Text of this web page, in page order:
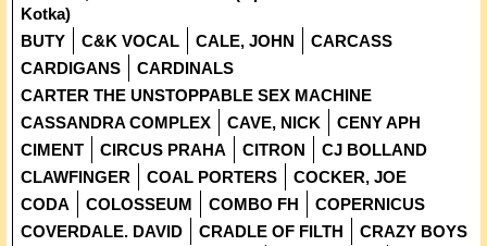
Kotka)
BUTY
C&K VOCAL CALE, JOHN
CARCASS
CARDIGANS
CARDINALS
CARTER THE UNSTOPPABLE SEX MACHINE
CASSANDRA COMPLEX
CAVE, NICK
CENY APH
CIMENT
CIRCUS PRAHA CITRON
CJ BOLLAND
CLAWFINGER
COAL PORTERS
COCKER, JOE
CODA
COLOSSEUM COMBO FH
COPERNICUS
COVERDALE. DAVID
CRADLE OF FILTH
CRAZY BOYS